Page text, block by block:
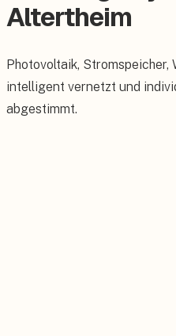
Altertheim
Photovoltaik, Stromspeicher,
intelligent vernetzt und
abgestimmt.